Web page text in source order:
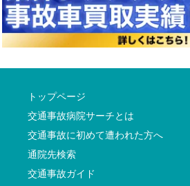
トップページ
交通事故病院サーチとは
交通事故に初めて遭われた方へ
通院先検索
交通事故ガイド